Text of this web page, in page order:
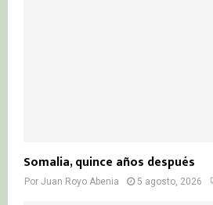
Somalia, quince años después
Por Juan Royo Abenia 5 agosto, 2026